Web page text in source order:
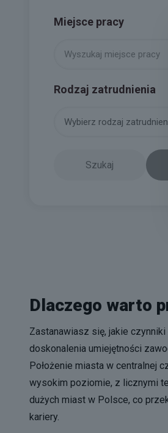
Miejsce pracy
Rodzaj zatrudnienia
Szukaj
Dlaczego warto
Zastanawiasz się, jakie czynniki
doskonalenia umiejętności
Położenie miasta w centralnej
wysokim poziomie, z licznymi
dużych miast w Polsce, co
kariery.